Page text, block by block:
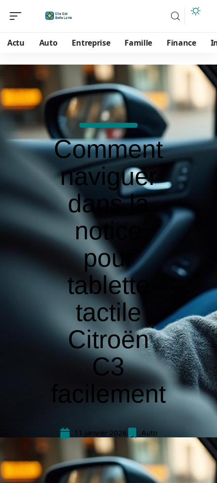
Actu Auto Entreprise Famille Finance
Comment
naviguer
dans la
notice
pour
tablette
tactile
Citroën
C3
facilement
11 janvier 2026 Auto